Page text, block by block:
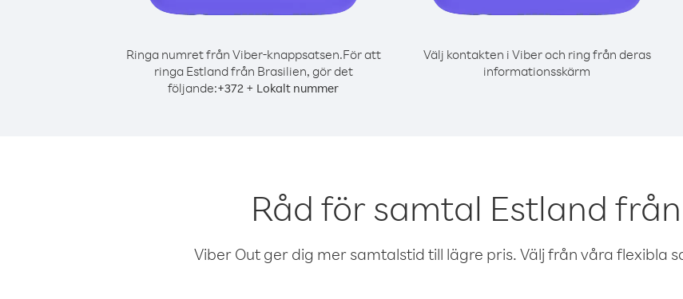
Ringa numret från Viber-knappsatsen.För att
ringa Estland från Brasilien, gör det
följande:+372 + Lokalt nummer
Välj kontakten i Viber och ring från deras
informationsskärm
Råd för samtal Estland
Viber Out ger dig mer samtalstid till lägre pris. Välj från våra flexibla